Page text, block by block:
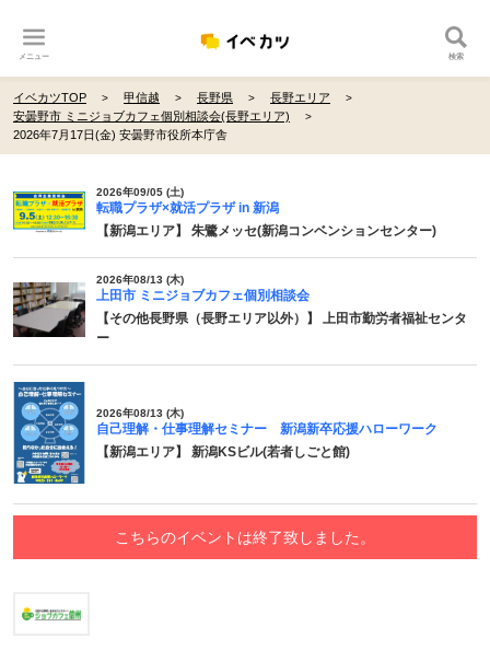
メニュー 検索
イベカツTOP 甲信越 長野県
長野エリア
安曇野市 ミニジョブカフェ個別相談会(長野エリア)
2026年7月17日(金) 安曇野市役所本庁舎
2026年09/05 (土)
転職プラザ×就活プラザ in 新潟
【新潟エリア】 朱鷺メッセ(新潟コンベンションセンター)
2026年08/13 (木)
上田市 ミニジョブカフェ個別相談会
【その他長野県（長野エリア以外）】 上田市勤労者福祉センタ
ー
2026年08/13 (木)
自己理解・仕事理解セミナー 新潟新卒応援ハローワーク
【新潟エリア】 新潟KSビル(若者しごと館)
こちらのイベントは終了致しました。